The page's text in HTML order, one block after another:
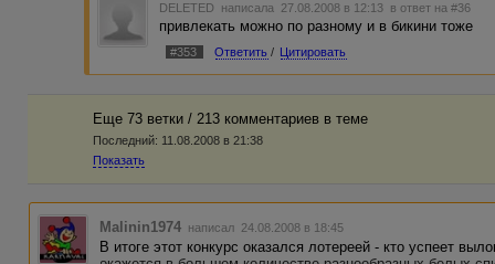
DELETED написала 27.08.2008 в 12:13 в ответ на #36
привлекать можно по разному и в бикини тоже
#353 Ответить / Цитировать
Еще 73 ветки / 213 комментариев в темe
Последний: 11.08.2008 в 21:38
Показать
Malinin1974 написал 24.08.2008 в 18:45
В итоге этот конкурс оказался лотереей - кто успеет